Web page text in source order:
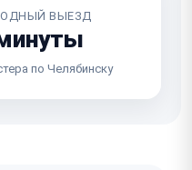
ВЫЕЗД
по Челябинску